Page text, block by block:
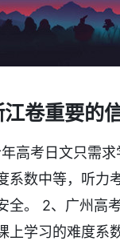
卷重要的
高考日文只需
系数中等，听力
全。 2、广州高
上学习的难度系